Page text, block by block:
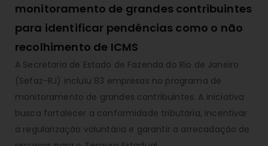
monitoramento de grandes contribuintes
para identificar pendências como o não
recolhimento de ICMS
A Secretaria de Estado de Fazenda do Rio de Janeiro
(Sefaz-RJ) incluiu 83 empresas no programa de
monitoramento de grandes contribuintes. A iniciativa
busca fortalecer a conformidade tributária, incentivar
a regularização voluntária e garantir a arrecadação de